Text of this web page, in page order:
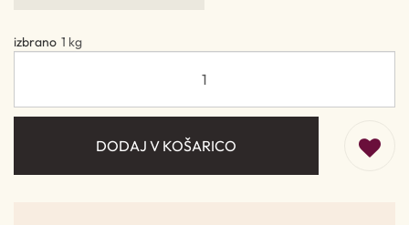
izbrano 1 kg
DODAJ V KOŠARICO